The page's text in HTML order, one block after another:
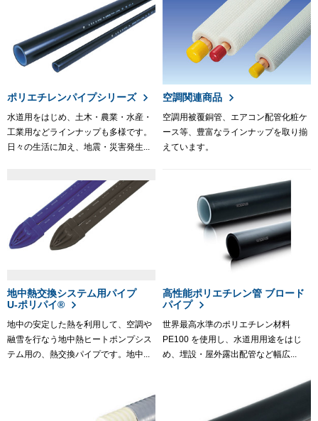
ポリエチレンパイプシリーズ
水道用をはじめ、土木・農業・水産・
工業用などラインナップも多様です。
日々の生活に加え、地震・災害発生...
空調関連商品
空調用被覆銅管、エアコン配管化粧ケ
ース等、豊富なラインナップを取り揃
えています。
地中熱交換システム用パイプ
U-ポリパイ®
地中の安定した熱を利用して、空調や
融雪を行なう地中熱ヒートポンプシス
テム用の、熱交換パイプです。地中...
高性能ポリエチレン管 ブロード
パイプ
世界最高水準のポリエチレン材料
PE100 を使用し、水道用用途をはじ
め、埋設・屋外露出配管など幅広...